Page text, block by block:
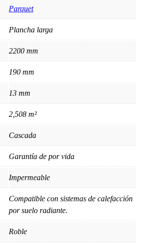
Parquet
Plancha larga
2200 mm
190 mm
13 mm
2,508 m²
Cascada
Garantía de por vida
Impermeable
Compatible con sistemas de calefacción
por suelo radiante.
Roble